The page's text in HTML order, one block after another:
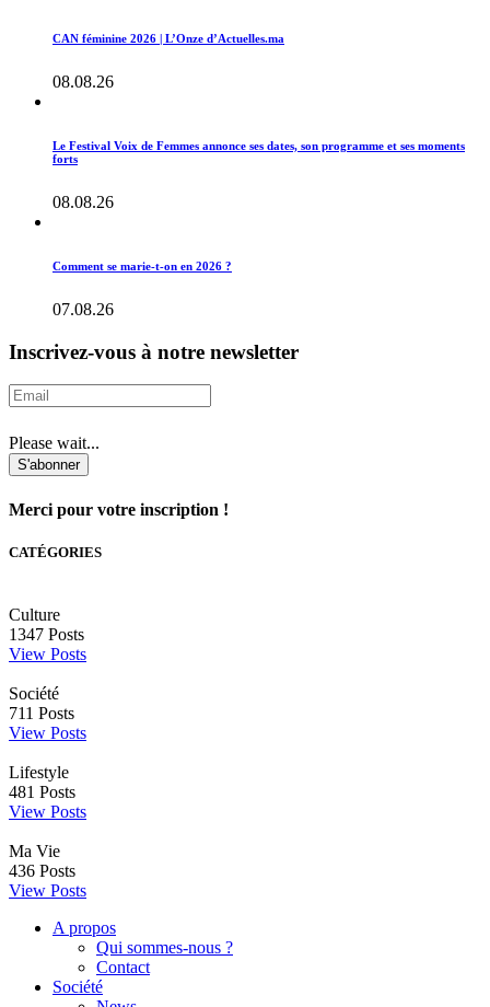
CAN féminine 2026 | L’Onze d’Actuelles.ma
08.08.26
Le Festival Voix de Femmes annonce ses dates, son programme et ses moments
forts
08.08.26
Comment se marie-t-on en 2026 ?
07.08.26
Inscrivez-vous à notre newsletter
Please wait...
S'abonner
Merci pour votre inscription !
CATÉGORIES
Culture
1347 Posts
View Posts
Société
711 Posts
View Posts
Lifestyle
481 Posts
View Posts
Ma Vie
436 Posts
View Posts
A propos
Qui sommes-nous ?
Contact
Société